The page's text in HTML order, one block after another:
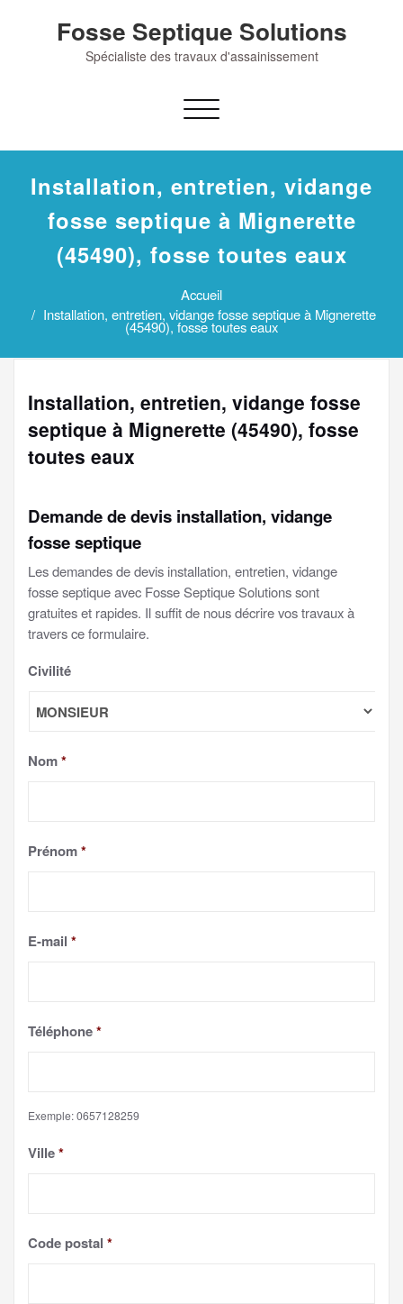
Fosse Septique Solutions
Spécialiste des travaux d'assainissement
Afficher/masquer
navigation
Installation, entretien, vidange
fosse septique à Mignerette
(45490), fosse toutes eaux
Accueil
Installation, entretien, vidange fosse septique à Mignerette
(45490), fosse toutes eaux
Installation, entretien, vidange fosse
septique à Mignerette (45490), fosse
toutes eaux
Demande de devis installation, vidange
fosse septique
Les demandes de devis installation, entretien, vidange
fosse septique avec Fosse Septique Solutions sont
gratuites et rapides. Il suffit de nous décrire vos travaux à
travers ce formulaire.
Civilité
Nom*
Prénom*
E-mail *
Téléphone*
Exemple: 0657128259
Ville*
Code postal *